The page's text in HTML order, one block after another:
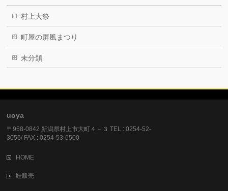
村上大祭
町屋の屏風まつり
未分類
uoya
〒958-0842 新潟県村上市大町４－３ TEL : 0254-52-
3056/ FAX : 0254-53-6500
HOME
鮭販売